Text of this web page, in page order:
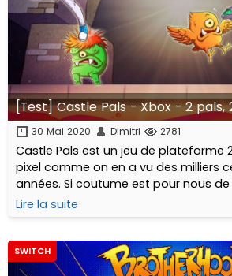
[Test] Castle Pals - Xbox - 2 pals,
30 Mai 2020 Dimitri 2781
Castle Pals est un jeu de plateforme
pixel comme on en a vu des milliers
années. Si coutume est pour nous
jeux” sur PS Vita...
Lire la suite
SWITCH